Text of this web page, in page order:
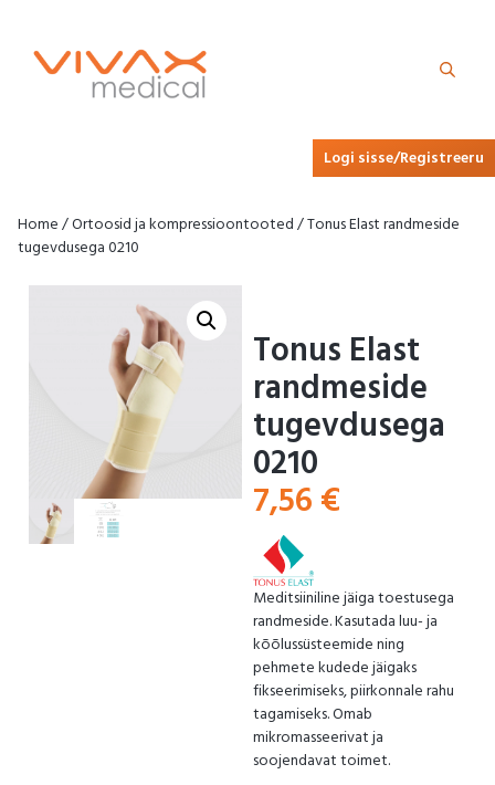
Logi sisse/Registreeru
Home/Ortoosid ja kompressioontooted/ Tonus Elast randmeside
tugevdusega 0210
Tonus Elast
randmeside
tugevdusega
0210
7,56€
Meditsiiniline jäiga toestusega
randmeside. Kasutada luu- ja
kõõlussüsteemide ning
pehmete kudede jäigaks
fikseerimiseks, piirkonnale rahu
tagamiseks. Omab
mikromasseerivat ja
soojendavat toimet.